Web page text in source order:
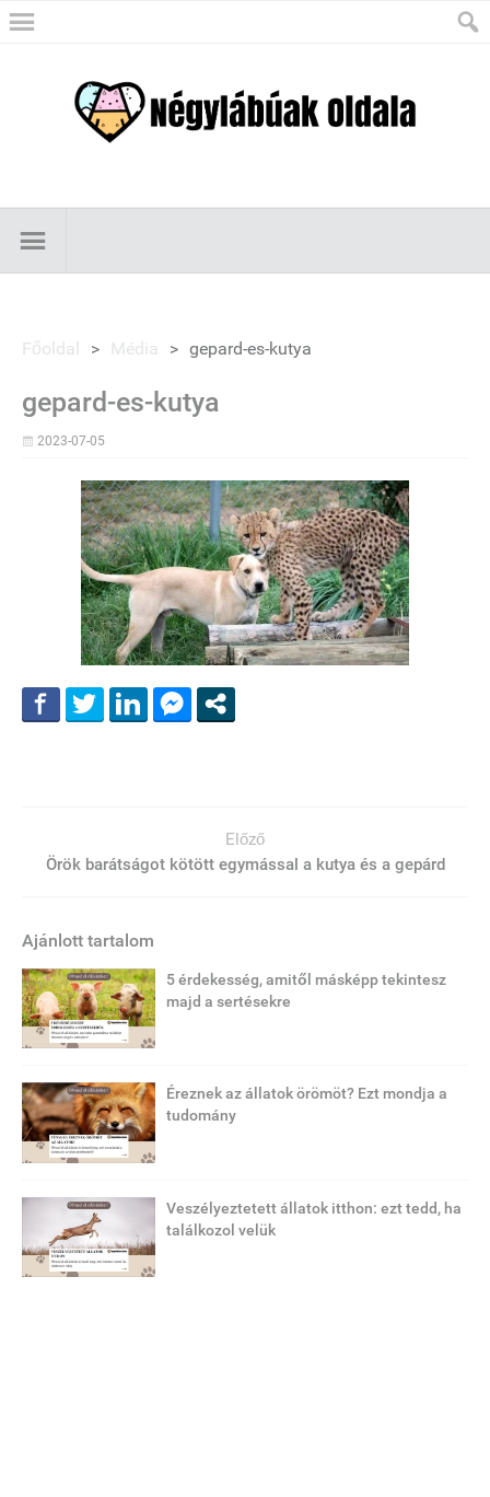
Főoldal > Média > gepard-es-kutya
gepard-es-kutya
2023-07-05
Előző
Örök barátságot kötött egymással a kutya és a gepárd
Ajánlott tartalom
5 érdekesség, amitől másképp tekintesz
majd a sertésekre
Éreznek az állatok örömöt? Ezt mondja a
tudomány
Veszélyeztetett állatok itthon: ezt tedd, ha
találkozol velük